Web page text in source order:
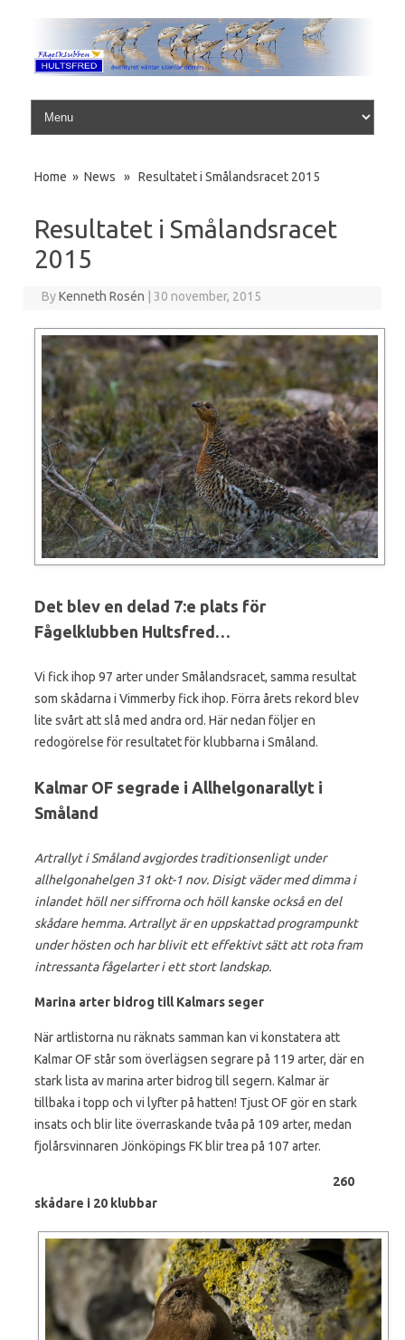
Skip to content
Home » News » Resultatet i Smålandsracet 2015
Resultatet i Smålandsracet
2015
ByKenneth Rosén 30 november, 2015
Det blev en delad 7:e plats för
Fågelklubben Hultsfred…
Vi fick ihop 97 arter under Smålandsracet, samma resultat
som skådarna i Vimmerby fick ihop. Förra årets rekord blev
lite svårt att slå med andra ord. Här nedan följer en
redogörelse för resultatet för klubbarna i Småland.
Kalmar OF segrade i Allhelgonarallyt i
Småland
Artrallyt i Småland avgjordes traditionsenligt under
allhelgonahelgen 31 okt-1 nov. Disigt väder med dimma i
inlandet höll ner siffrorna och höll kanske också en del
skådare hemma. Artrallyt är en uppskattad programpunkt
under hösten och har blivit ett effektivt sätt att rota fram
intressanta fågelarter i ett stort landskap.
Marina arter bidrog till Kalmars seger
När artlistorna nu räknats samman kan vi konstatera att
Kalmar OF står som överlägsen segrare på 119 arter, där en
stark lista av marina arter bidrog till segern. Kalmar är
tillbaka i topp och vi lyfter på hatten! Tjust OF gör en stark
insats och blir lite överraskande tvåa på 109 arter, medan
fjolårsvinnaren Jönköpings FK blir trea på 107 arter.
260
skådare i 20 klubbar